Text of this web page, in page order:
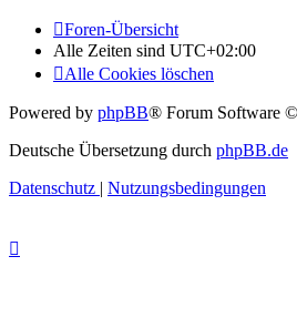
Foren-Übersicht
Alle Zeiten sind UTC+02:00
Alle Cookies löschen
Powered by phpBB® Forum Software
Deutsche Übersetzung durch phpBB.de
Datenschutz | Nutzungsbedingungen